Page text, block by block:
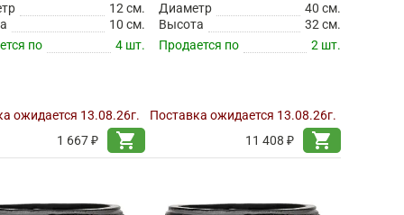
12 см.
10 см.
по
4 шт.
ожидается 13.08.26г.
1 667 ₽
shopping_cart
Диаметр
40 см.
Высота
32 см.
Продается по
2 шт.
Поставка ожидается 13.08.26г.
11 408 ₽
shopping_cart